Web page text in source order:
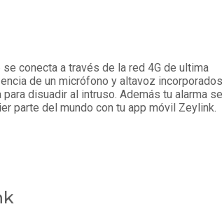
conecta a través de la red 4G de ultima
de un micrófono y altavoz
disuadir al intruso. Además tu alarma se
parte del mundo con tu app móvil Zeylink.